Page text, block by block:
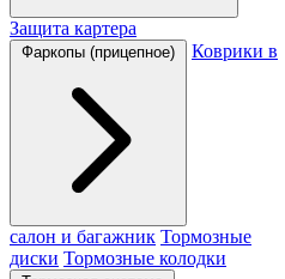
Защита картера
Фаркопы (прицепное) Коврики в
салон и багажник Тормозные
диски Тормозные колодки